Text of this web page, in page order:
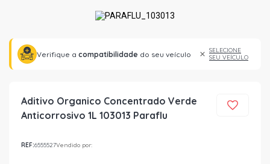
Verifique a compatibilidade do seu veículo
SELECIONE
SEU VEÍCULO
Aditivo Organico Concentrado Verde
Anticorrosivo 1L 103013 Paraflu
REF:6555527Vendido por: